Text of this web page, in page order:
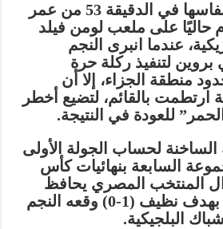
حبست الجماهير أنفاسها في الدقيقة 53 من عمر
حاليًا على ملعب لومن فيلد
، عندما انبرى النجم
بروين لتنفيذ ركلة حرة
منطقة الجزاء، إلا أن
ارتطمت بالقائم، لتضيع أخطر
للعودة في النتيجة.
الساخنة لحساب الجولة الأولى
السابعة بنهائياتكأس
المنتخب المصري يحافظ
(1-0) وقعه النجم
البلجيكية.